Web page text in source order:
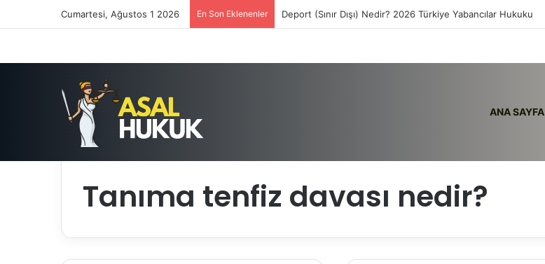
Cumartesi, Ağustos 1 2026 En Son Eklenenler Deport (Sınır Dışı) Nedir? 2026 Türkiye Yabancılar Hukuku
ANA SAYFA
Tanıma tenfiz davası nedir?